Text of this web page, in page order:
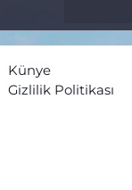
Künye
Gizlilik Politikası